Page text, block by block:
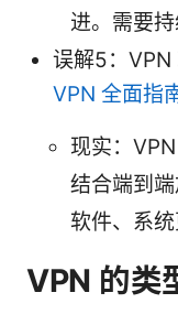
进。需要持
误解5：VPN
VPN 全面指
现实：
结合端到
软件、系统
VPN 的类